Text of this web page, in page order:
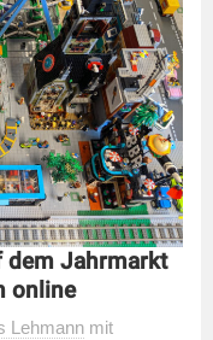
dem Jahrmarkt
online
Lehmann mit